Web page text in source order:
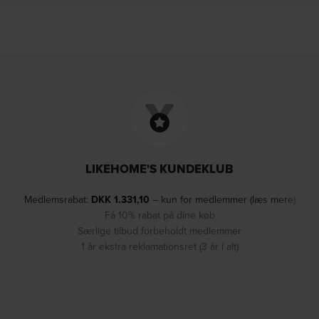
LIKEHOME'S KUNDEKLUB
Medlemsrabat: DKK1.331,10 – kun for medlemmer (læs mere)
Få 10% rabat på dine køb
Særlige tilbud forbeholdt medlemmer
1 år ekstra reklamationsret (3 år i alt)